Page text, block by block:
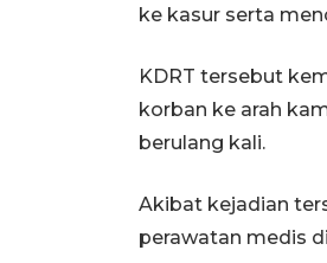
ke kasur serta
KDRT tersebut
korban ke arah
berulang kali.
Akibat kejadian
perawatan medis